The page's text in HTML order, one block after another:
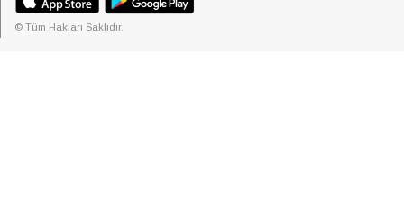
© Tüm Hakları Saklıdır.